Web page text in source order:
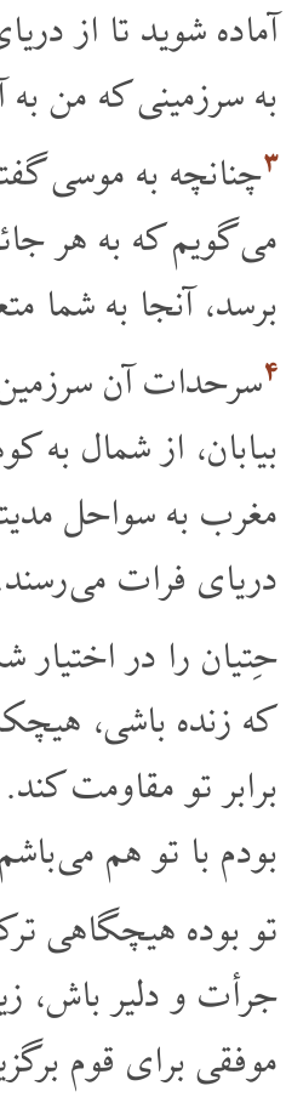
آماده شوید تا از
به سرزمینی که من به
۳چنانچه به موسی
می گویم که به هر
برسد، آنجا به شما
۴سرحدات آن
بیابان، از شمال به
مغرب به سواحل
دریای فرات می
حِتیان را در اختیار
که زنده باشی،
برابر تو مقاومت
بودم با تو هم می
تو بوده هیچگاهی
جرأت و دلیر باش،
موفقی برای قوم